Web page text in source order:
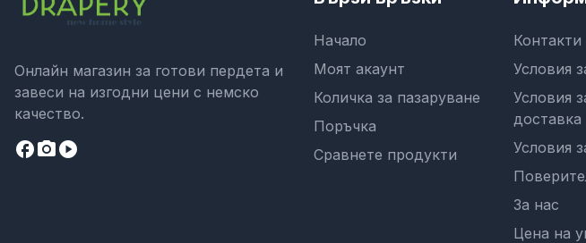
Онлайн магазин за готови пердета и
завеси на изгодни цени с немско
качество.
facebookcamera_altplay_circle
Начало
Моят акаунт
Количка за пазаруване
Поръчка
Сравнете продукти
Контакти
Условия
Условия
доставка
Условия
За нас
Цена на